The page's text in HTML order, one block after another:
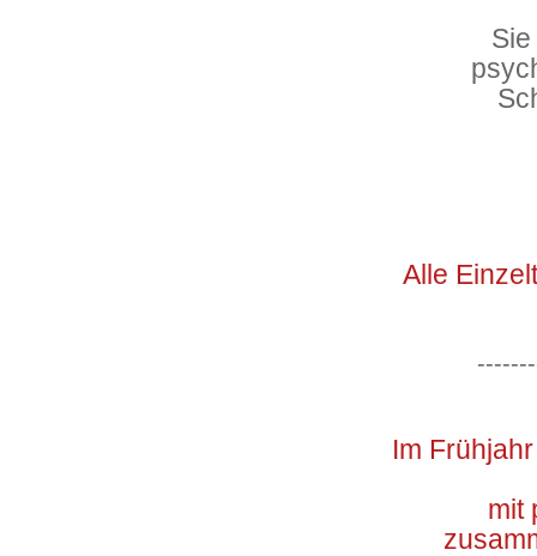
Alle
Im
mit